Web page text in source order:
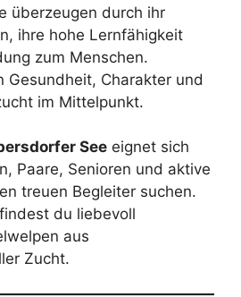
überzeugen durch ihr
ihre hohe Lernfähigkeit
zum Menschen.
Gesundheit, Charakter und
im Mittelpunkt.
See eignet sich
Paare, Senioren und aktive
treuen Begleiter suchen.
findest du liebevoll
aus
Zucht.